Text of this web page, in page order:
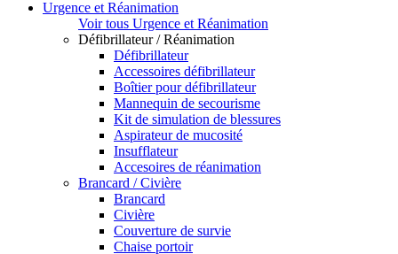
Urgence et Réanimation
Voir tous Urgence et Réanimation
Défibrillateur / Réanimation
Défibrillateur
Accessoires défibrillateur
Boîtier pour défibrillateur
Mannequin de secourisme
Kit de simulation de blessures
Aspirateur de mucosité
Insufflateur
Accesoires de réanimation
Brancard / Civière
Brancard
Civière
Couverture de survie
Chaise portoir